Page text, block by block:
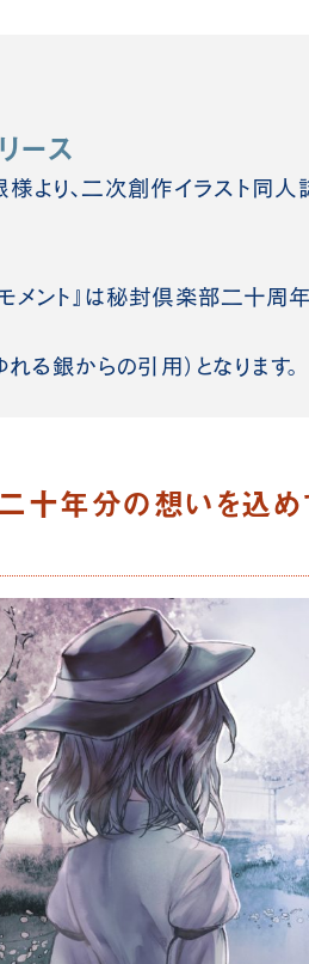
ース
様より、二次創作イラスト同
メント』は秘封倶楽部二十周年
れる銀からの引用）となります。
十年分の想いを込